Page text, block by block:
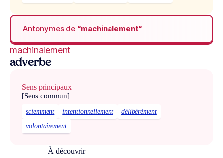
Antonymes de “machinalement“
machinalement
adverbe
Sens principaux
[Sens commun]
sciemment intentionnellement
délibérément
volontairement
À découvrir